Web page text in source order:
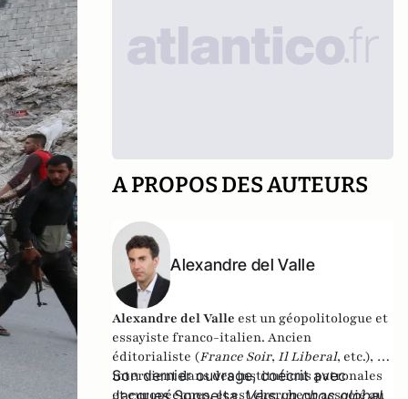
A PROPOS DES AUTEURS
Alexandre del Valle
Alexandre del Valle est un géopolitologue et
essayiste franco-italien. Ancien
éditorialiste (France Soir, Il Liberal, etc.), il
intervient dans des institutions patronales
et européennes, et est chercheur associé au
Son dernier ouvrage, coécrit avec